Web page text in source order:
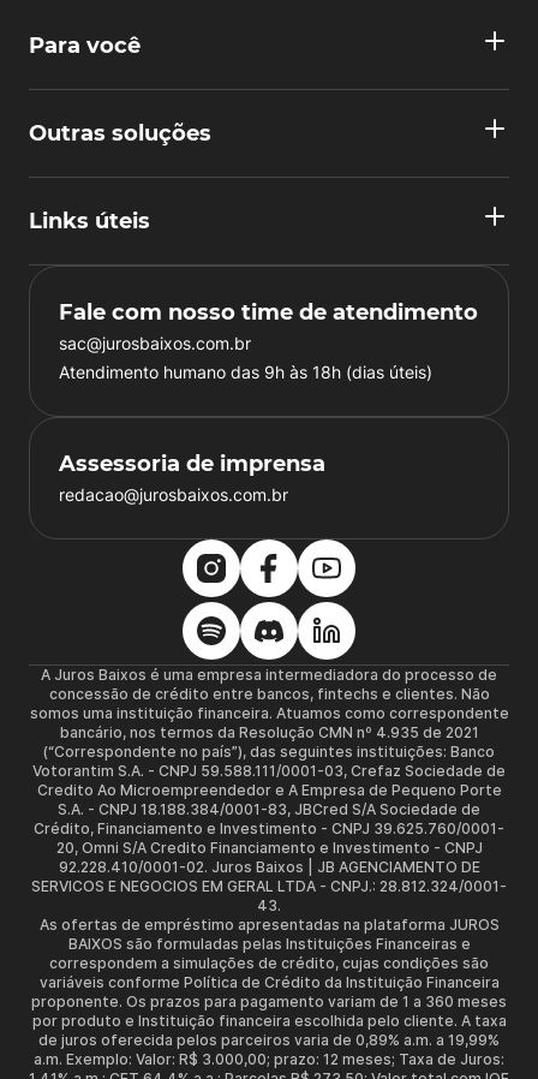
Para você
Outras soluções
Links úteis
Fale com nosso time de atendimento
sac@jurosbaixos.com.br
Atendimento humano das 9h às 18h (dias úteis)
Assessoria de imprensa
redacao@jurosbaixos.com.br
A Juros Baixos é uma empresa intermediadora do processo de
concessão de crédito entre bancos, fintechs e clientes. Não
somos uma instituição financeira. Atuamos como correspondente
bancário, nos termos da Resolução CMN nº 4.935 de 2021
(“Correspondente no país”), das seguintes instituições: Banco
Votorantim S.A. - CNPJ 59.588.111/0001-03, Crefaz Sociedade de
Credito Ao Microempreendedor e A Empresa de Pequeno Porte
S.A. - CNPJ 18.188.384/0001-83, JBCred S/A Sociedade de
Crédito, Financiamento e Investimento - CNPJ 39.625.760/0001-
20, Omni S/A Credito Financiamento e Investimento - CNPJ
92.228.410/0001-02. Juros Baixos | JB AGENCIAMENTO DE
SERVICOS E NEGOCIOS EM GERAL LTDA - CNPJ.: 28.812.324/0001-
43.
As ofertas de empréstimo apresentadas na plataforma JUROS
BAIXOS são formuladas pelas Instituições Financeiras e
correspondem a simulações de crédito, cujas condições são
variáveis conforme Política de Crédito da Instituição Financeira
proponente. Os prazos para pagamento variam de 1 a 360 meses
por produto e Instituição financeira escolhida pelo cliente. A taxa
de juros oferecida pelos parceiros varia de 0,89% a.m. a 19,99%
a.m. Exemplo: Valor: R$ 3.000,00; prazo: 12 meses; Taxa de Juros: